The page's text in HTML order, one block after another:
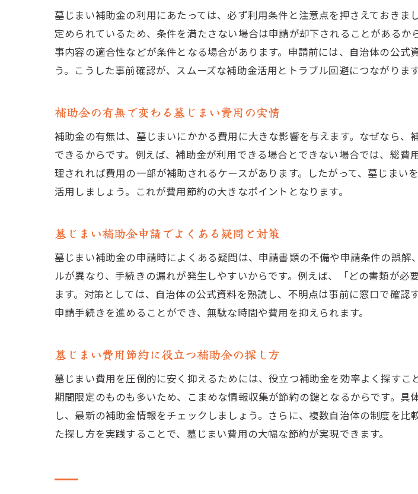
墓じまい後の供養方法
墓じまい補助金の利用にあたっては、必ず利用条件と注意点を押さえておき
定められているため、条件を満たさない場合は申請が却下されることがある
事内容の適合性などが条件となる場合があります。申請前には、自治体の公
う。こうした事前確認が、スムーズな補助金活用とトラブル回避につながります
補助金の有無で変わる墓じまい費用の実情
補助金の有無は、墓じまいにかかる費用に大きな影響を与えます。なぜなら
できるからです。例えば、補助金が利用できる場合とできない場合では、総
理されれば費用の一部が補助されるケースがあります。したがって、墓じま
活用しましょう。これが費用節約の大きなポイントとなります。
墓じまい補助金申請でよくある疑問と対策
墓じまい補助金の申請時によくある疑問は、申請書類の不備や申請条件の誤
ルが異なり、手続きの漏れが発生しやすいからです。例えば、「どの書類が
ます。対策としては、自治体の公式資料を熟読し、不明点は事前に窓口で確
申請手続きを進めることができ、無駄な時間や費用を抑えられます。
墓じまい費用節約に役立つ補助金の探し方
墓じまい費用を圧倒的に安く抑えるためには、役立つ補助金を効率よく探す
期間限定のものも多いため、こまめな情報収集が節約の鍵となるからです。
し、最新の補助金情報をチェックしましょう。さらに、複数自治体の制度を
た探し方を実践することで、墓じまい費用の大幅な節約が実現できます。